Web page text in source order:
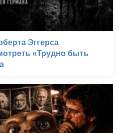
(2009-
Эггерса
«Трудно быть